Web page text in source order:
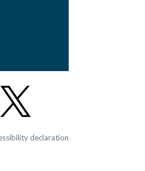
declaration